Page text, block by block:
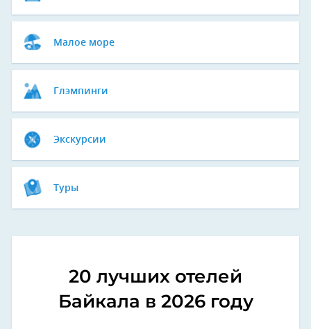
Малое море
Глэмпинги
Экскурсии
Туры
20 лучших отелей
Байкала в 2026 году